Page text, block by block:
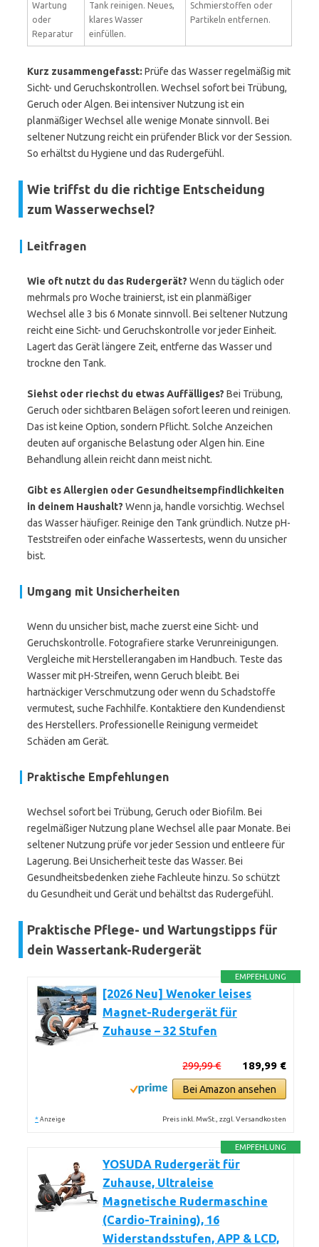
Wartung
oder
Reparatur
Tank reinigen. Neues,
klares Wasser
einfüllen.
Schmierstoffen oder
Partikeln entfernen.
Kurz zusammengefasst: Prüfe das Wasser regelmäßig mit
Sicht- und Geruchskontrollen. Wechsel sofort bei Trübung,
Geruch oder Algen. Bei intensiver Nutzung ist ein
planmäßiger Wechsel alle wenige Monate sinnvoll. Bei
seltener Nutzung reicht ein prüfender Blick vor der Session.
So erhältst du Hygiene und das Rudergefühl.
Wie triffst du die richtige Entscheidung
zum Wasserwechsel?
Leitfragen
Wie oft nutzt du das Rudergerät? Wenn du täglich oder
mehrmals pro Woche trainierst, ist ein planmäßiger
Wechsel alle 3 bis 6 Monate sinnvoll. Bei seltener Nutzung
reicht eine Sicht- und Geruchskontrolle vor jeder Einheit.
Lagert das Gerät längere Zeit, entferne das Wasser und
trockne den Tank.
Siehst oder riechst du etwas Auffälliges? Bei Trübung,
Geruch oder sichtbaren Belägen sofort leeren und reinigen.
Das ist keine Option, sondern Pflicht. Solche Anzeichen
deuten auf organische Belastung oder Algen hin. Eine
Behandlung allein reicht dann meist nicht.
Gibt es Allergien oder Gesundheitsempfindlichkeiten
in deinem Haushalt? Wenn ja, handle vorsichtig. Wechsel
das Wasser häufiger. Reinige den Tank gründlich. Nutze pH-
Teststreifen oder einfache Wassertests, wenn du unsicher
bist.
Umgang mit Unsicherheiten
Wenn du unsicher bist, mache zuerst eine Sicht- und
Geruchskontrolle. Fotografiere starke Verunreinigungen.
Vergleiche mit Herstellerangaben im Handbuch. Teste das
Wasser mit pH-Streifen, wenn Geruch bleibt. Bei
hartnäckiger Verschmutzung oder wenn du Schadstoffe
vermutest, suche Fachhilfe. Kontaktiere den Kundendienst
des Herstellers. Professionelle Reinigung vermeidet
Schäden am Gerät.
Praktische Empfehlungen
Wechsel sofort bei Trübung, Geruch oder Biofilm. Bei
regelmäßiger Nutzung plane Wechsel alle paar Monate. Bei
seltener Nutzung prüfe vor jeder Session und entleere für
Lagerung. Bei Unsicherheit teste das Wasser. Bei
Gesundheitsbedenken ziehe Fachleute hinzu. So schützt
du Gesundheit und Gerät und behältst das Rudergefühl.
Praktische Pflege- und Wartungstipps für
dein Wassertank-Rudergerät
EMPFEHLUNG
[2026 Neu] Wenoker leises
Magnet-Rudergerät für
Zuhause – 32 Stufen
189,99 €
299,99 €
Bei Amazon ansehen
* Anzeige Preis inkl. MwSt., zzgl. Versandkosten
EMPFEHLUNG
YOSUDA Rudergerät für
Zuhause, Ultraleise
Magnetische Rudermaschine
(Cardio-Training), 16
Widerstandsstufen, APP & LCD,